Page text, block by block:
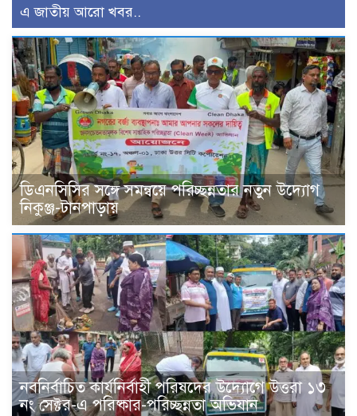
এ জাতীয় আরো খবর..
ডিএনসিসির সঙ্গে সমন্বয়ে পরিচ্ছন্নতার নতুন উদ্যোগ
নিকুঞ্জ-টানপাড়ায়
নবনির্বাচিত কার্যনির্বাহী পরিষদের উদ্যোগে উত্তরা ১৩
নং সেক্টর-এ পরিষ্কার-পরিচ্ছন্নতা অভিযান